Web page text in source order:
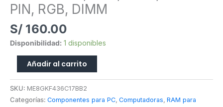
PIN, RGB, DIMM
S/ 160.00
Disponibilidad: 1 disponibles
Añadir al carrito
SKU: ME8GKF436C17BB2
Categorías: Componentes para PC, Computadoras, RAM para